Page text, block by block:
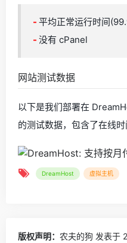
- 平均正常运行时间
- 没有 cPanel
网站测试数据
以下是我们部署在
的测试数据，包含了在线
DreamHost 虚拟主机
版权声明： 农夫的狗 发表于